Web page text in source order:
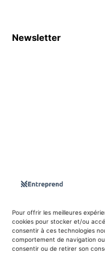
Pour offrir les meilleures
cookies pour stocker et/ou
consentir à ces technologies
comportement de navigation
consentir ou de retirer son
info@entreprend.net
Newsletter